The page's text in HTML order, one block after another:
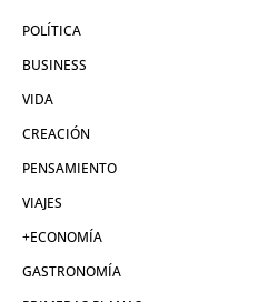
POLÍTICA
BUSINESS
VIDA
CREACIÓN
PENSAMIENTO
VIAJES
+ECONOMÍA
GASTRONOMÍA